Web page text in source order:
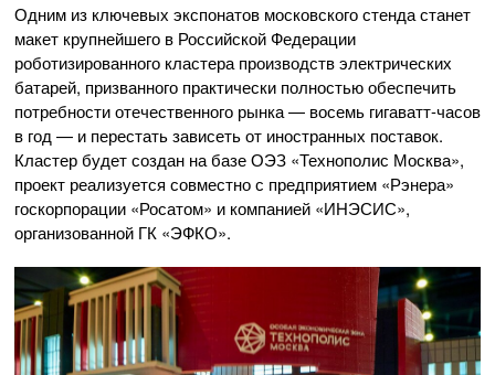
Одним из ключевых экспонатов московского стенда станет
макет крупнейшего в Российской Федерации
роботизированного кластера производств электрических
батарей, призванного практически полностью обеспечить
потребности отечественного рынка — восемь гигаватт-часов
в год — и перестать зависеть от иностранных поставок.
Кластер будет создан на базе ОЭЗ «Технополис Москва»,
проект реализуется совместно с предприятием «Рэнера»
госкорпорации «Росатом» и компанией «ИНЭСИС»,
организованной ГК «ЭФКО».